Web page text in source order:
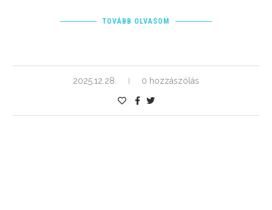
TOVÁBB OLVASOM
2025.12.28. 0 hozzászólás